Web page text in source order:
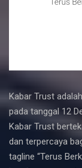
Kabar Trust
pada tanggal 12
Kabar Trust
dan terpercaya
tagline “Terus